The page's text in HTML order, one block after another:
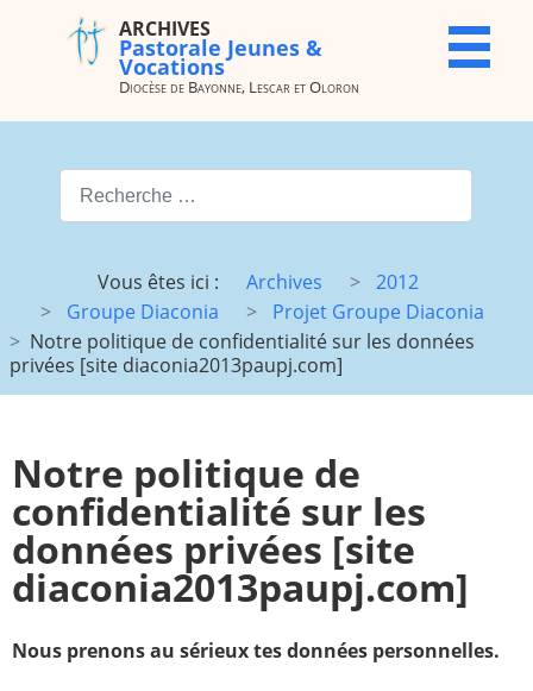
ARCHIVES
Pastorale
Lescar et
X
Vocations
JMJ
JDJ (JMJ)
JD 4e/3e
Garicoïts
Route
chantante
Maison St
Antoine
Paray-le-
Monial
École de la
foi
Terre
Sainte
R.E. de
Taizé
ARCHIVES
Pastorale Jeunes &
Vocations
Diocèse de Bayonne, Lescar et Oloron
Valider
Vous êtes ici :
Archives
2012
Groupe Diaconia
Projet Groupe Diaconia
Notre politique de confidentialité sur les données
privées [site diaconia2013paupj.com]
Notre politique de
confidentialité sur les
données privées [site
diaconia2013paupj.com]
Nous prenons au sérieux tes données personnelles.